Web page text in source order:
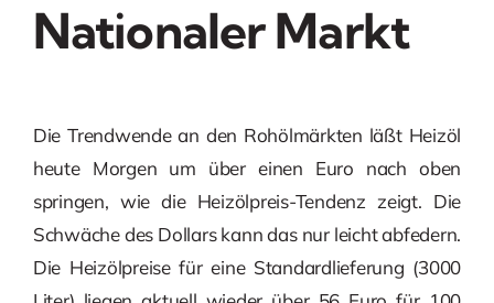
Nationaler Markt
Die Trendwende an den Rohölmärkten läßt Heizöl
heute Morgen um über einen Euro nach oben
springen, wie die Heizölpreis-Tendenz zeigt. Die
Schwäche des Dollars kann das nur leicht abfedern.
Die Heizölpreise für eine Standardlieferung (3000